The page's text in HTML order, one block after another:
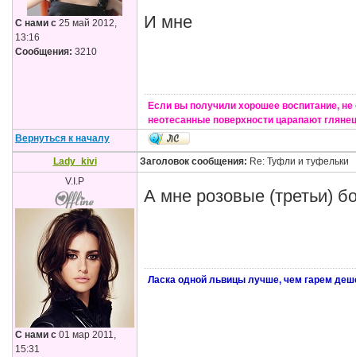
С нами с 25 май 2012,
13:16
Сообщения: 3210
И мне
Если вы получили хорошее воспитание,
неотесанные поверхности царапают
Вернуться к началу
Lady_kivi Заголовок сообщения: Re: Туфли и туфельки
V.I.P
С нами с 01 мар 2011,
15:31
А мне розовые (третьи)
Ласка одной львицы лучше, чем гарем